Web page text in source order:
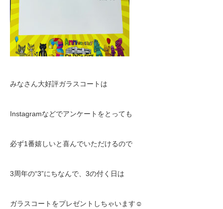
みなさん大好評ガラスコートは
Instagramなどでアンケートをとっても
必ず1番嬉しいと喜んでいただけるので
3周年の“3”にちなんで、 3の付く日は
ガラスコートをプレゼントしちゃいます ☺️